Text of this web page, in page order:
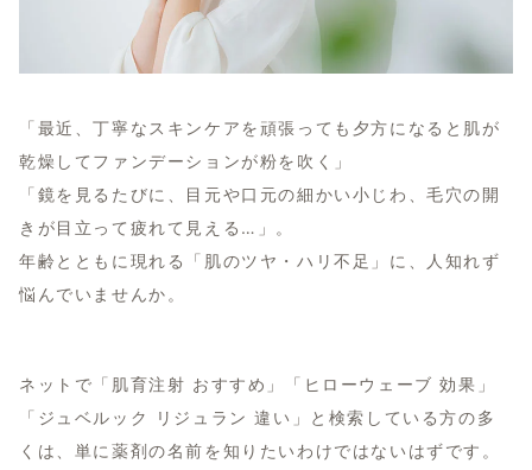
「最近、丁寧なスキンケアを頑張っても夕方になると肌が
乾燥してファンデーションが粉を吹く」
「鏡を見るたびに、目元や口元の細かい小じわ、毛穴の開
きが目立って疲れて見える…」。
年齢とともに現れる「肌のツヤ・ハリ不足」に、人知れず
悩んでいませんか。
ネットで「肌育注射 おすすめ」「ヒローウェーブ 効果」
「ジュベルック リジュラン 違い」と検索している方の多
くは、単に薬剤の名前を知りたいわけではないはずです。